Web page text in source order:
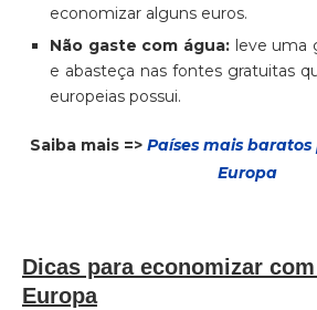
economizar alguns euros.
Não gaste com água:leve uma
e abasteça nas fontes gratuitas
europeias possui.
Saiba mais => Países mais
Europa
Dicas para economizar
Europa